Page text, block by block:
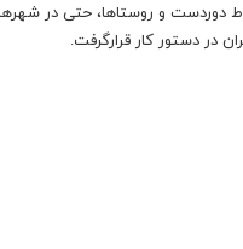
دوردست و روستاها، حتی در
در دستور کار قرارگرفت.